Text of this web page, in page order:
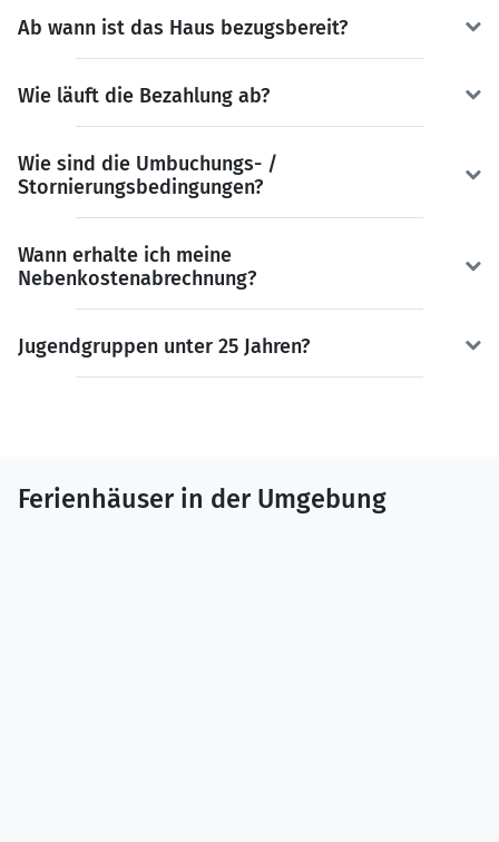
Ab wann ist das Haus bezugsbereit?
Wie läuft die Bezahlung ab?
Wie sind die Umbuchungs- /
Stornierungsbedingungen?
Wann erhalte ich meine
Nebenkostenabrechnung?
Jugendgruppen unter 25 Jahren?
Ferienhäuser in der Umgebung